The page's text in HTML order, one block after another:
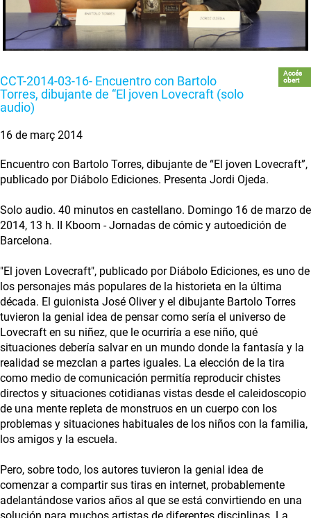
CCT-2014-03-16- Encuentro con Bartolo
Torres, dibujante de “El joven Lovecraft (solo
audio)
Accés
obert
16 de març 2014
Encuentro con Bartolo Torres, dibujante de “El joven Lovecraft”,
publicado por Diábolo Ediciones. Presenta Jordi Ojeda.
Solo audio. 40 minutos en castellano. Domingo 16 de marzo de
2014, 13 h. II Kboom - Jornadas de cómic y autoedición de
Barcelona.
"El joven Lovecraft", publicado por Diábolo Ediciones, es uno de
los personajes más populares de la historieta en la última
década. El guionista José Oliver y el dibujante Bartolo Torres
tuvieron la genial idea de pensar como sería el universo de
Lovecraft en su niñez, que le ocurriría a ese niño, qué
situaciones debería salvar en un mundo donde la fantasía y la
realidad se mezclan a partes iguales. La elección de la tira
como medio de comunicación permitía reproducir chistes
directos y situaciones cotidianas vistas desde el caleidoscopio
de una mente repleta de monstruos en un cuerpo con los
problemas y situaciones habituales de los niños con la familia,
los amigos y la escuela.
Pero, sobre todo, los autores tuvieron la genial idea de
comenzar a compartir sus tiras en internet, probablemente
adelantándose varios años al que se está convirtiendo en una
solución para muchos artistas de diferentes disciplinas. La